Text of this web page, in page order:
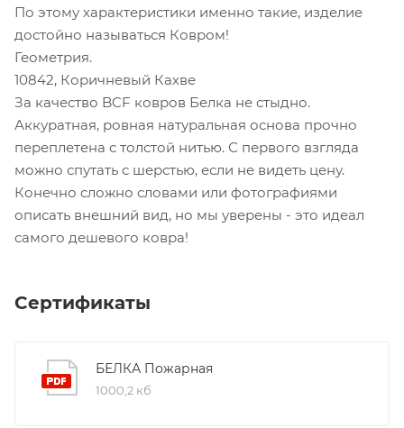
По этому характеристики именно такие, изделие
достойно называться Ковром!
Геометрия.
10842, Коричневый Кахве
За качество BCF ковров Белка не стыдно.
Аккуратная, ровная натуральная основа прочно
переплетена с толстой нитью. С первого взгляда
можно спутать с шерстью, если не видеть цену.
Конечно сложно словами или фотографиями
описать внешний вид, но мы уверены - это идеал
самого дешевого ковра!
Сертификаты
БЕЛКА Пожарная
1000,2 кб